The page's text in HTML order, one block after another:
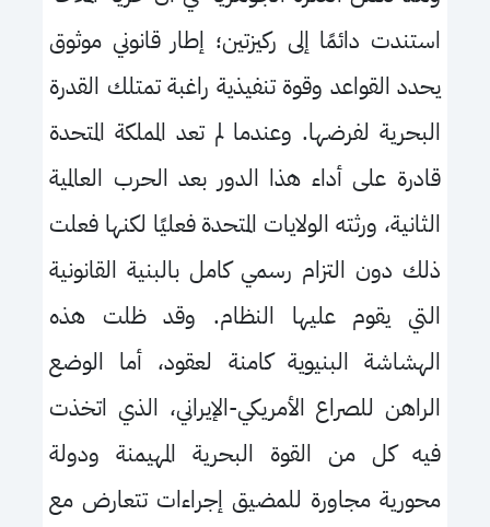
استندت دائمًا إلى ركيزتين؛ إطار قانوني موثوق
يحدد القواعد وقوة تنفيذية راغبة تمتلك القدرة
البحرية لفرضها. وعندما لم تعد المملكة المتحدة
قادرة على أداء هذا الدور بعد الحرب العالمية
الثانية، ورثته الولايات المتحدة فعليًا لكنها فعلت
ذلك دون التزام رسمي كامل بالبنية القانونية
التي يقوم عليها النظام. وقد ظلت هذه
الهشاشة البنيوية كامنة لعقود، أما الوضع
الراهن للصراع الأمريكي-الإيراني، الذي اتخذت
فيه كل من القوة البحرية المهيمنة ودولة
محورية مجاورة للمضيق إجراءات تتعارض مع